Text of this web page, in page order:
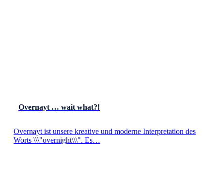
Overnayt … wait what?!
Overnayt ist unsere kreative und moderne Interpretation des
Worts \\\"overnight\\\". Es…